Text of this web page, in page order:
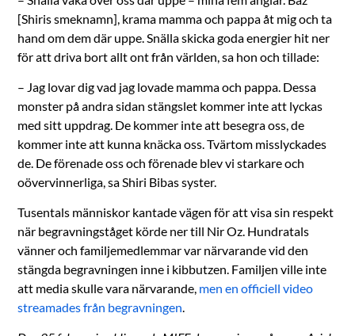
[Shiris smeknamn], krama mamma och pappa åt mig och ta
hand om dem där uppe. Snälla skicka goda energier hit ner
för att driva bort allt ont från världen, sa hon och tillade:
– Jag lovar dig vad jag lovade mamma och pappa. Dessa
monster på andra sidan stängslet kommer inte att lyckas
med sitt uppdrag. De kommer inte att besegra oss, de
kommer inte att kunna knäcka oss. Tvärtom misslyckades
de. De förenade oss och förenade blev vi starkare och
oövervinnerliga, sa Shiri Bibas syster.
Tusentals människor kantade vägen för att visa sin respekt
när begravningståget körde ner till Nir Oz. Hundratals
vänner och familjemedlemmar var närvarande vid den
stängda begravningen inne i kibbutzen. Familjen ville inte
att media skulle vara närvarande, men en officiell video
streamades från begravningen